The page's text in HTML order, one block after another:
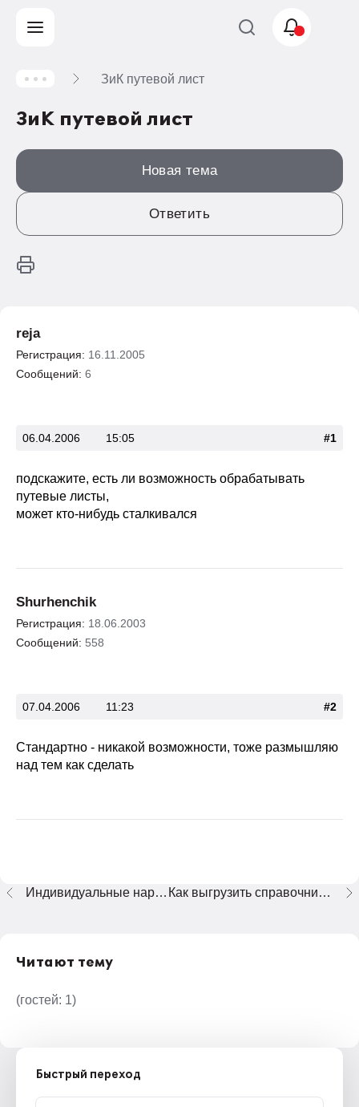
ЗиК путевой лист
ЗиК путевой лист
Новая тема
Ответить
reja
Регистрация: 16.11.2005
Сообщений: 6
06.04.2006 15:05 #1
подскажите, есть ли возможность обрабатывать
путевые листы,
может кто-нибудь сталкивался
Shurhenchik
Регистрация: 18.06.2003
Сообщений: 558
07.04.2006 11:23 #2
Стандартно - никакой возможности, тоже размышляю
над тем как сделать
Как выгрузить справочник из 1С в новую, чистую базу ???
Индивидуальные наряды и табель
Читают тему
(гостей: 1)
Быстрый переход
Учет и налогообложение
Автоматизация